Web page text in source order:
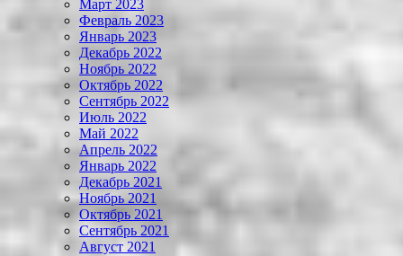
Март 2023
Февраль 2023
Январь 2023
Декабрь 2022
Ноябрь 2022
Октябрь 2022
Сентябрь 2022
Июль 2022
Май 2022
Апрель 2022
Январь 2022
Декабрь 2021
Ноябрь 2021
Октябрь 2021
Сентябрь 2021
Август 2021